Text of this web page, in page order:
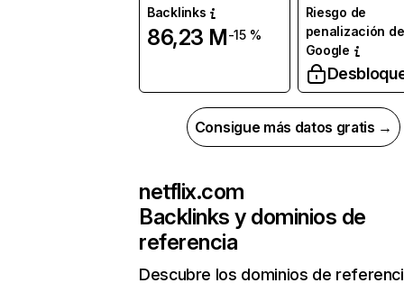
Backlinks
86,23 M-15 %
Riesgo de
penalización de
Google
Consigue más datos gratis →
netflix.com
Backlinks y dominios de
referencia
Descubre los dominios de